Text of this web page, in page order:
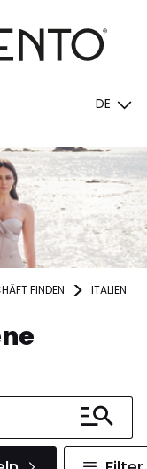
DE
FINDEN
ITALIEN